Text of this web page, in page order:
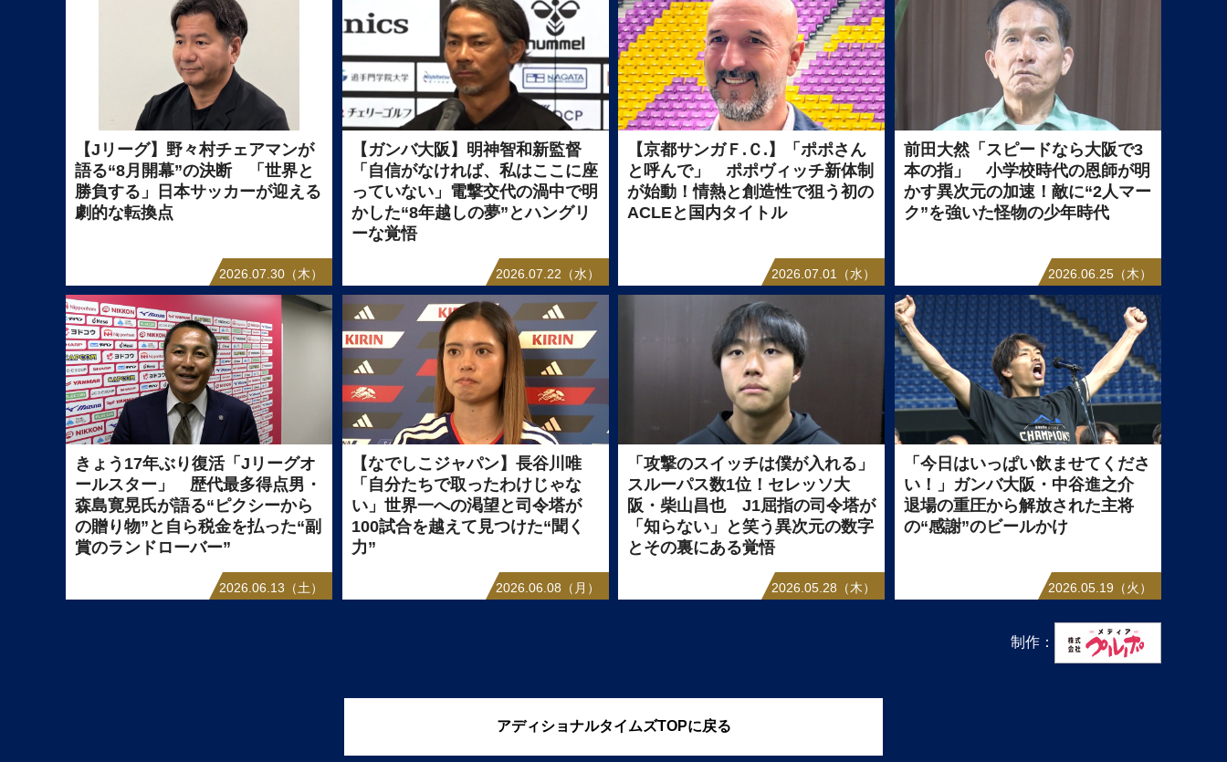
【Jリーグ】野々村チェアマンが
語る“8月開幕”の決断 「世界と
勝負する」日本サッカーが迎える
劇的な転換点
2026.07.30（木）
【ガンバ大阪】明神智和新監督
「自信がなければ、私はここに座
っていない」電撃交代の渦中で明
かした“8年越しの夢”とハングリ
ーな覚悟
2026.07.22（水）
【京都サンガＦ.Ｃ.】「ポポさん
と呼んで」 ポポヴィッチ新体制
が始動！情熱と創造性で狙う初の
ACLEと国内タイトル
2026.07.01（水）
前田大然「スピードなら大阪で3
本の指」 小学校時代の恩師が明
かす異次元の加速！敵に“2人マー
ク”を強いた怪物の少年時代
2026.06.25（木）
きょう17年ぶり復活「Jリーグオ
ールスター」 歴代最多得点男・
森島寛晃氏が語る“ピクシーから
の贈り物”と自ら税金を払った“副
賞のランドローバー”
2026.06.13（土）
【なでしこジャパン】長谷川唯
「自分たちで取ったわけじゃな
い」世界一への渇望と司令塔が
100試合を越えて見つけた“聞く
力”
2026.06.08（月）
「攻撃のスイッチは僕が入れる」
スルーパス数1位！セレッソ大
阪・柴山昌也 J1屈指の司令塔が
「知らない」と笑う異次元の数字
とその裏にある覚悟
2026.05.28（木）
「今日はいっぱい飲ませてくださ
い！」ガンバ大阪・中谷進之介
退場の重圧から解放された主将
の“感謝”のビールかけ
2026.05.19（火）
制作：
アディショナルタイムズTOPに戻る